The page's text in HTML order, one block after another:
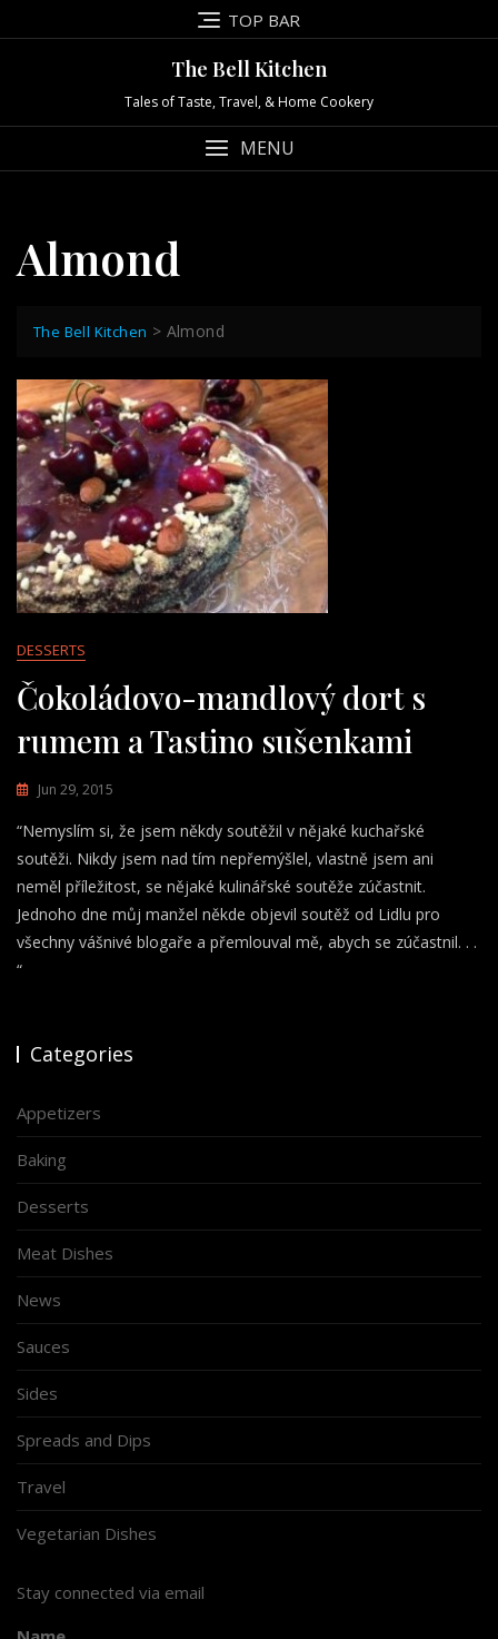
to
TOP BAR
The Bell Kitchen
Tales of Taste, Travel, & Home Cookery
MENU
Almond
The Bell Kitchen > Almond
DESSERTS
Čokoládovo-mandlový dort s
rumem a Tastino sušenkami
Jun 29, 2015
“Nemyslím si, že jsem někdy soutěžil v nějaké kuchařské
soutěži. Nikdy jsem nad tím nepřemýšlel, vlastně jsem ani
neměl příležitost, se nějaké kulinářské soutěže zúčastnit.
Jednoho dne můj manžel někde objevil soutěž od Lidlu pro
všechny vášnivé blogaře a přemlouval mě, abych se zúčastnil. . .
“
Categories
Appetizers
Baking
Desserts
Meat Dishes
News
Sauces
Sides
Spreads and Dips
Travel
Vegetarian Dishes
Stay connected via email